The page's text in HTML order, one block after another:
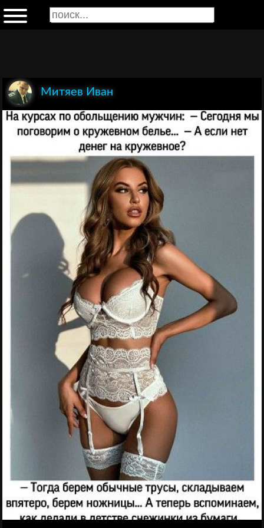
Митяев Иван